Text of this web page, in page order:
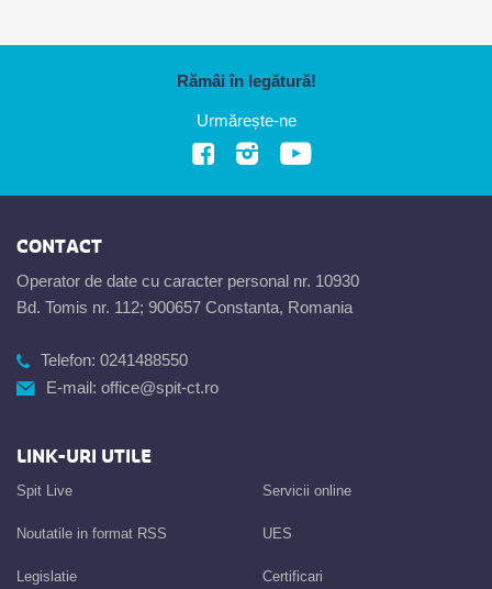
Rămâi în legătură!
Urmărește-ne
CONTACT
Operator de date cu caracter personal nr. 10930
Bd. Tomis nr. 112; 900657 Constanta, Romania
Telefon: 0241488550
E-mail: office@spit-ct.ro
LINK-URI UTILE
Spit Live
Noutatile in format RSS
Legislatie
Servicii online
UES
Certificari